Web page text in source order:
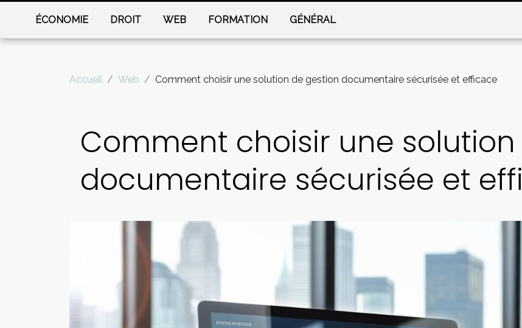
ÉCONOMIE DROIT WEB FORMATION GÉNÉRAL
Accueil Web Comment choisir une solution de gestion documentaire sécurisée et efficace
Comment choisir une
documentaire sécurisée et